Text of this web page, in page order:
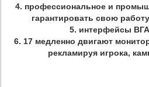
4. профессиональное и
гарантировать свою
5. интерфейсы
6. 17 медленно двигают
рекламируя игрока,